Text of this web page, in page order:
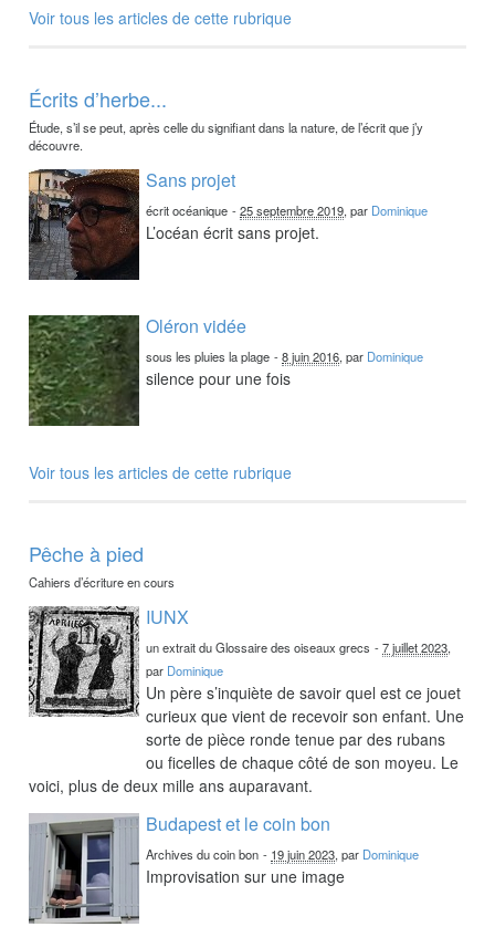
Voir tous les articles de cette rubrique
Écrits d’herbe...
Étude, s’il se peut, après celle du signifiant dans la nature, de l’écrit que j’y
découvre.
Sans projet
écrit océanique -25 septembre 2019, par Dominique
L’océan écrit sans projet.
Oléron vidée
sous les pluies la plage -8 juin 2016, par Dominique
silence pour une fois
Voir tous les articles de cette rubrique
Pêche à pied
Cahiers d’écriture en cours
IUNX
un extrait du Glossaire des oiseaux grecs -7 juillet 2023,
par Dominique
Un père s’inquiète de savoir quel est ce jouet
curieux que vient de recevoir son enfant. Une
sorte de pièce ronde tenue par des rubans
ou ficelles de chaque côté de son moyeu. Le
voici, plus de deux mille ans auparavant.
Budapest et le coin bon
Archives du coin bon - 19 juin 2023, par Dominique
Improvisation sur une image